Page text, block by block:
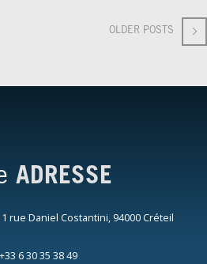
OLDER POSTS
ADRESSE
rue Daniel Costantini, 94000 Créteil
+33 6 30 35 38 49